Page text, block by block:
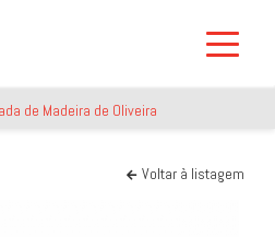
de Madeira de Oliveira
Voltar à listagem